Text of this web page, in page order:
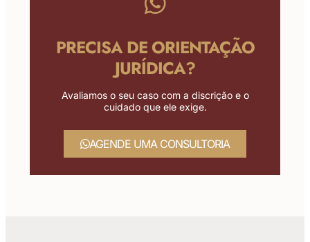
PRECISA DE ORIENTAÇÃO
JURÍDICA?
Avaliamos o seu caso com a discrição e o
cuidado que ele exige.
AGENDE UMA CONSULTORIA